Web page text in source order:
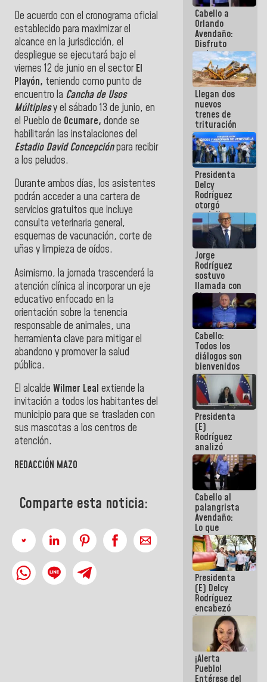
De acuerdo con el cronograma oficial
establecido para maximizar el
alcance en la jurisdicción, el
despliegue se ejecutará bajo el
viernes 12 de junio en el sectorEl
Playón, teniendo como punto de
encuentro la Cancha de Usos
Múltiplesy el sábado 13 de junio, en
el Pueblo de Ocumare, donde se
habilitarán las instalaciones del
Estadio David Concepciónpara recibir
a los peludos.
Durante ambos días, los asistentes
podrán acceder a una cartera de
servicios gratuitos que incluye
consulta veterinaria general,
esquemas de vacunación, corte de
uñas y limpieza de oídos.
Asimismo, la jornada trascenderá la
atención clínica al incorporar un eje
educativo enfocado en la
orientación sobre la tenencia
responsable de animales, una
herramienta clave para mitigar el
abandono y promover la salud
pública.
El alcalde Wilmer Leal extiende la
invitación a todos los habitantes del
municipio para que se trasladen con
sus mascotas a los centros de
atención.
REDACCIÓN MAZO
Comparte esta noticia:
Cabello a
Orlando
Avendaño:
Disfruto
cada vez
que escribes
porque lo
que haces
es
embarrarla
Llegan dos
nuevos
trenes de
trituración
para
optimizar
manejo de
escombros
en La Guaira
Presidenta
Delcy
Rodríguez
otorgó
medalla
"Héroe de
Venezuela"
a servidores
públicos
Jorge
Rodríguez
sostuvo
llamada con
Dinorah
Figuera y
acuerdan
primer
encuentro
presencial
para el
diálogo
Cabello:
Todos los
diálogos son
bienvenidos
siempre que
estén en el
marco de la
Constitución
de la
República
Presidenta
(E)
Rodríguez
analizó
junto a
gobernadores
planes de
recuperación
del Sistema
Eléctrico
Nacional
Cabello al
palangrista
Avendaño:
Lo que
vayas a
escribir
hazlo hoy
por que no
sabemos si
la semana
que viene
hay
programa
Presidenta
(E) Delcy
Rodríguez
encabezó
lanzamiento
del Plan
Nacional de
Recreación
Vacacional
¡Alerta
Pueblo!
Entérese del